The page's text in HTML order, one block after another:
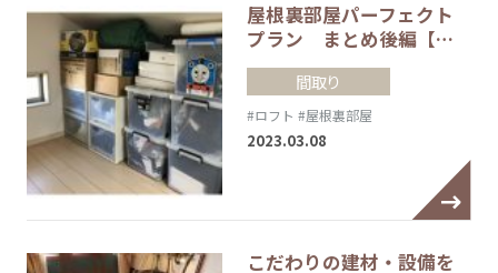
屋根裏部屋パーフェクト
プラン まとめ後編【…
間取り
#ロフト #屋根裏部屋
2023.03.08
こだわりの建材・設備を